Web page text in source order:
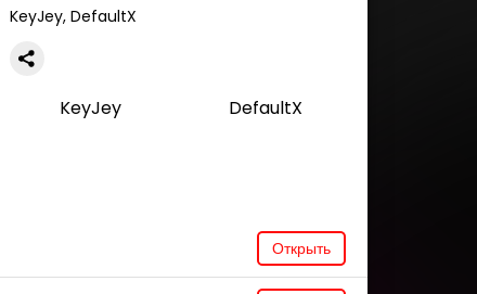
KeyJey, DefaultX
KeyJey DefaultX
Открыть